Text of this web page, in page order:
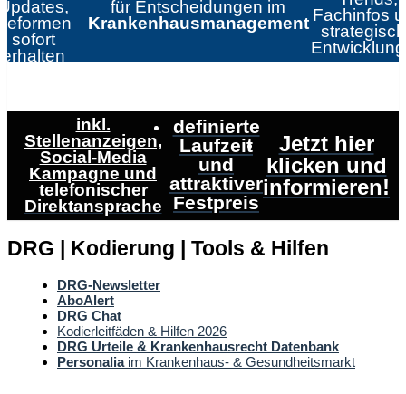
sofort
erhalten
für Entscheidungen im
Krankenhausmanagement Fachinfos
inkl.
Stellenanzeigen,
Social-Media
Kampagne und
telefonischer
Direktansprache
definierte
Laufzeit
und
attraktiver
Festpreis
Jetzt hier
klicken und
informieren!
DRG | Kodierung | Tools & Hilfen
DRG-Newsletter
AboAlert
DRG Chat
Kodierleitfäden & Hilfen 2026
DRG Urteile & Krankenhausrecht Datenbank
Personaliaim Krankenhaus- & Gesundheitsmarkt